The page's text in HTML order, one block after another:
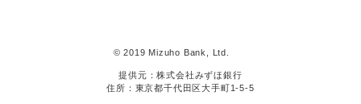
© 2019 Mizuho Bank, Ltd.
提供元：株式会社みずほ銀行
住所：東京都千代田区大手町1-5-5